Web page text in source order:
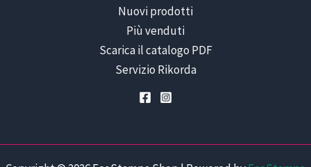
Nuovi prodotti
Più venduti
Scarica il catalogo PDF
Servizio Rikorda